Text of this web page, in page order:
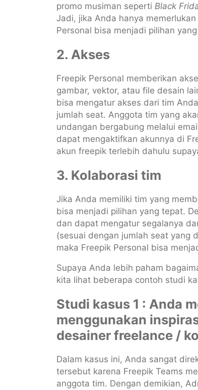
promo musiman seperti Black
Jadi, jika Anda hanya
Personal bisa menjadi pilihan
2. Akses
Freepik Personal memberikan
gambar, vektor, atau file desain
bisa mengatur akses dari tim
jumlah seat. Anggota tim yang
undangan bergabung melalui
dapat mengaktifkan akunnya di
akun freepik terlebih dahulu
3. Kolaborasi tim
Jika Anda memiliki tim yang
bisa menjadi pilihan yang tepat.
dan dapat mengatur segalanya
(sesuai dengan jumlah seat yang
maka Freepik Personal bisa
Supaya Anda lebih paham
kita lihat beberapa contoh studi
Studi kasus 1 : Anda
menggunakan
desainer freelance /
Dalam kasus ini, Anda sangat
tersebut karena Freepik Teams
anggota tim. Dengan demikian,